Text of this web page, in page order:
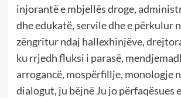
injorantë e mbjellës droge,
dhe edukatë, servile dhe e përkulur
zëngritur ndaj hallexhinjëve,
ku rrjedh fluksi i parasë,
arrogancë, mospërfillje, monologje
dialogut, ju bëjnë Ju jo përfaqësues